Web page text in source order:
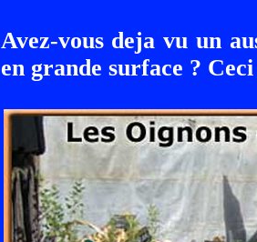
Avez-vous deja vu un
en grande surface ?